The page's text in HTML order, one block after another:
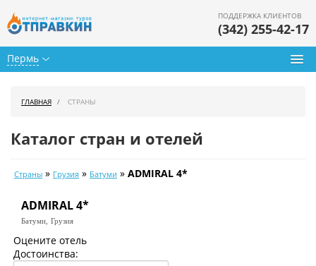
Пермь
ПОДДЕРЖКА КЛИЕНТОВ
(342) 255-42-17
Календарь туров
Цены дня
Страны
ГЛАВНАЯ СТРАНЫ
Каталог стран и отелей
Страны » Грузия » Батуми » ADMIRAL 4*
ADMIRAL 4*
Батуми, Грузия
Оцените отель
Достоинства: